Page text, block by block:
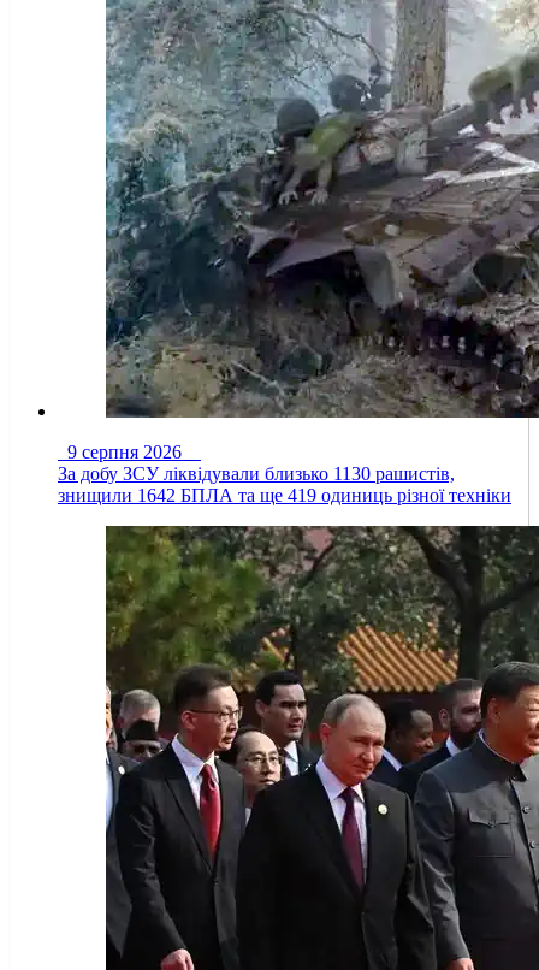
9 серпня 2026
За добу ЗСУ ліквідували близько 1130 рашистів,
знищили 1642 БПЛА та ще 419 одиниць різної техніки